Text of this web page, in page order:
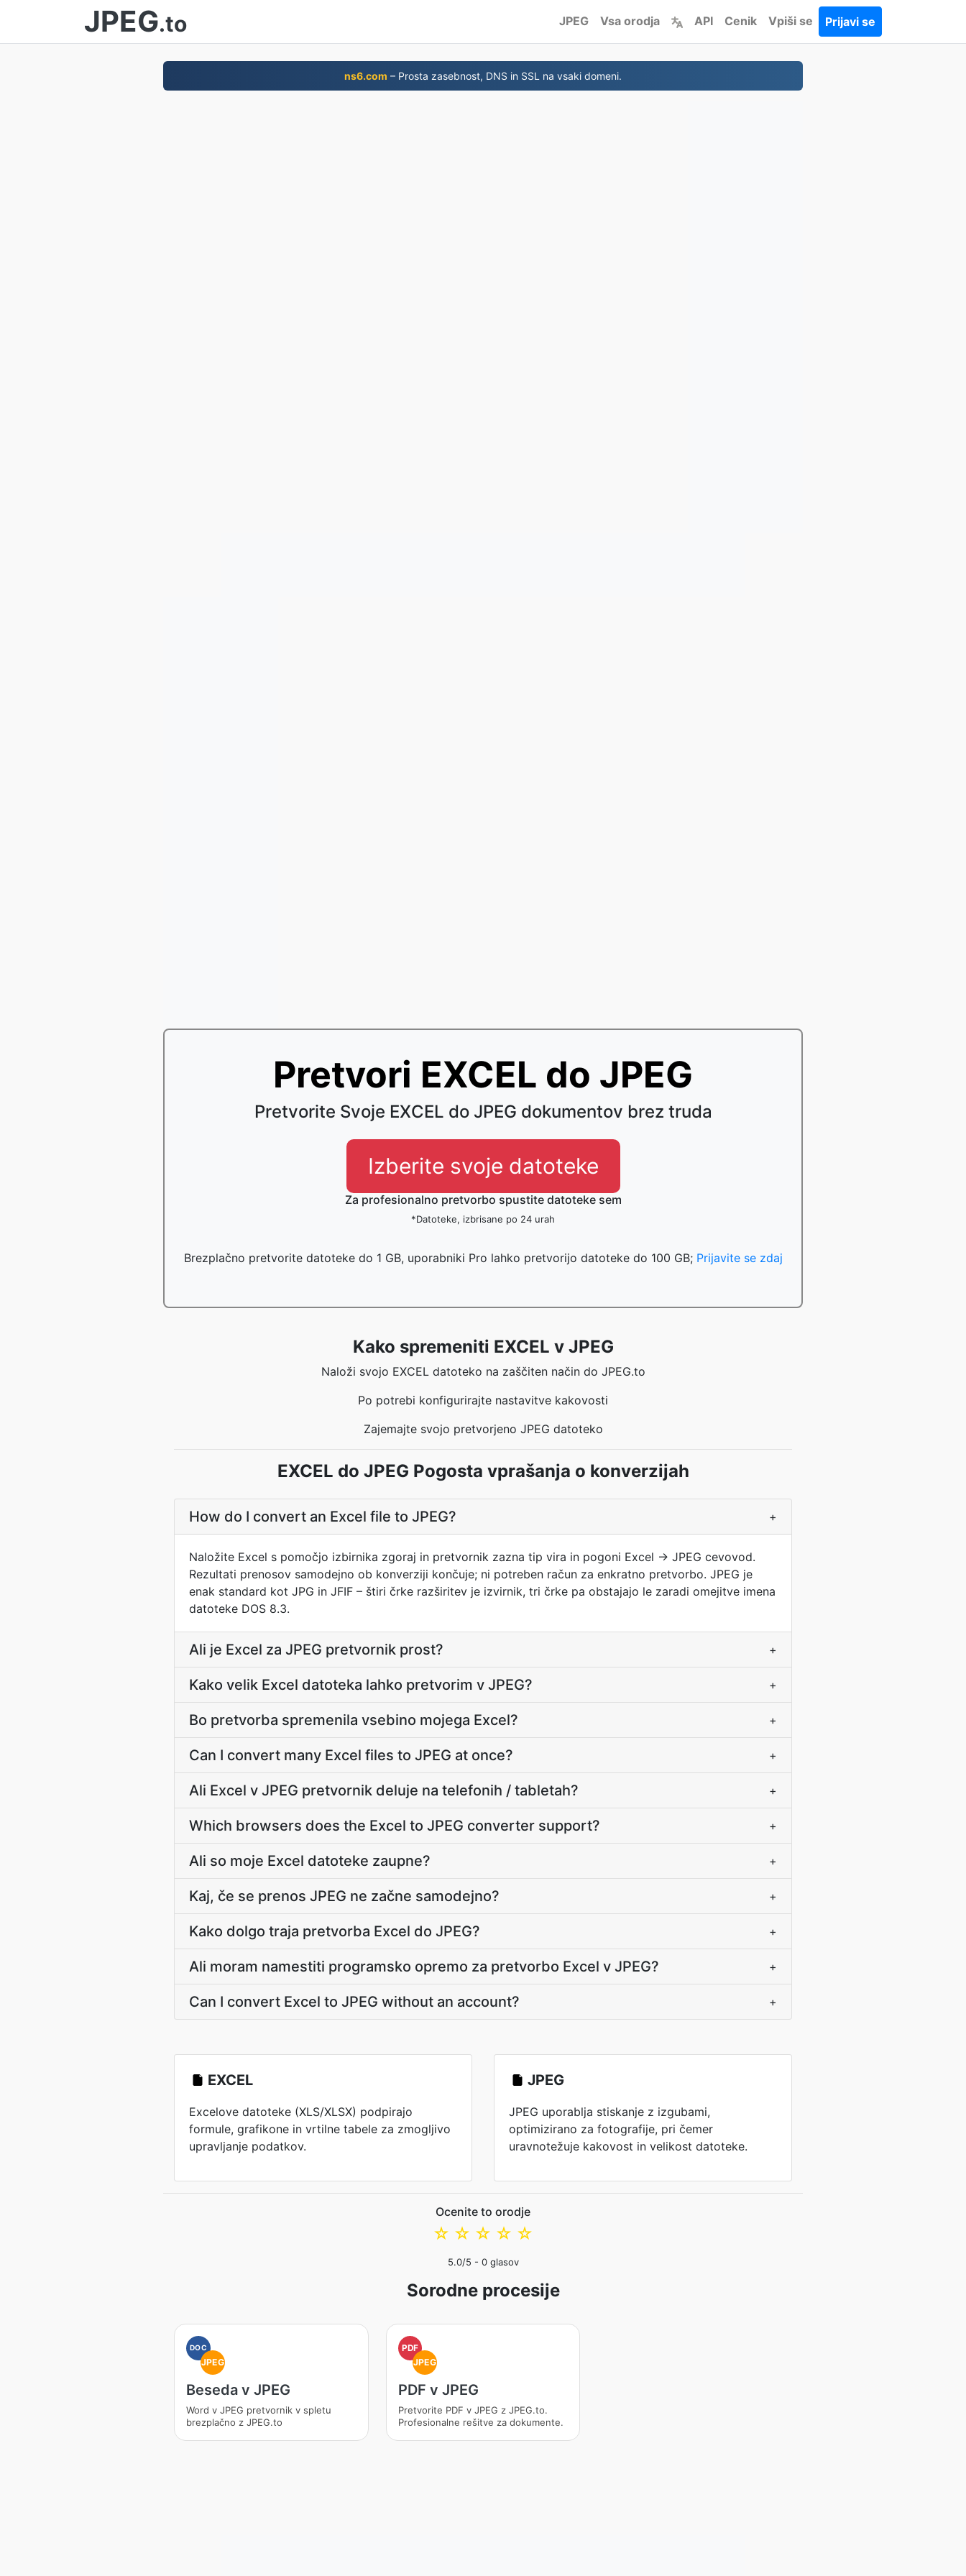
JPEG.to JPEG Vsa orodja API Cenik Vpiši se Prijavi se
ns6.com – Prosta zasebnost, DNS in SSL na vsaki domeni.
Pretvori EXCEL do JPEG
Pretvorite Svoje EXCEL do JPEG dokumentov brez truda
Izberite svoje datoteke
Za profesionalno pretvorbo spustite datoteke sem
*Datoteke, izbrisane po 24 urah
Brezplačno pretvorite datoteke do 1 GB, uporabniki Pro lahko pretvorijo datoteke do 100 GB; Prijavite se zdaj
Kako spremeniti EXCEL v JPEG
Naloži svojo EXCEL datoteko na zaščiten način do JPEG.to
Po potrebi konfigurirajte nastavitve kakovosti
Zajemajte svojo pretvorjeno JPEG datoteko
EXCEL do JPEG Pogosta vprašanja o konverzijah
How do I convert an Excel file to JPEG? +
Naložite Excel s pomočjo izbirnika zgoraj in pretvornik zazna tip vira in pogoni Excel → JPEG cevovod.
Rezultati prenosov samodejno ob konverziji končuje; ni potreben račun za enkratno pretvorbo. JPEG je
enak standard kot JPG in JFIF – štiri črke razširitev je izvirnik, tri črke pa obstajajo le zaradi omejitve imena
datoteke DOS 8.3.
Ali je Excel za JPEG pretvornik prost? +
Kako velik Excel datoteka lahko pretvorim v JPEG? +
Bo pretvorba spremenila vsebino mojega Excel? +
Can I convert many Excel files to JPEG at once? +
Ali Excel v JPEG pretvornik deluje na telefonih / tabletah? +
Which browsers does the Excel to JPEG converter support? +
Ali so moje Excel datoteke zaupne? +
Kaj, če se prenos JPEG ne začne samodejno? +
Kako dolgo traja pretvorba Excel do JPEG? +
Ali moram namestiti programsko opremo za pretvorbo Excel v JPEG? +
Can I convert Excel to JPEG without an account? +
EXCEL
Excelove datoteke (XLS/XLSX) podpirajo
formule, grafikone in vrtilne tabele za zmogljivo
upravljanje podatkov.
JPEG
JPEG uporablja stiskanje z izgubami,
optimizirano za fotografije, pri čemer
uravnotežuje kakovost in velikost datoteke.
Ocenite to orodje
☆
☆
☆
☆
☆
5.0/5 - 0glasov
Sorodne procesije
DOC
JPEG
Beseda v JPEG
Word v JPEG pretvornik v spletu
brezplačno z JPEG.to
PDF
JPEG
PDF v JPEG
Pretvorite PDF v JPEG z JPEG.to.
Profesionalne rešitve za dokumente.